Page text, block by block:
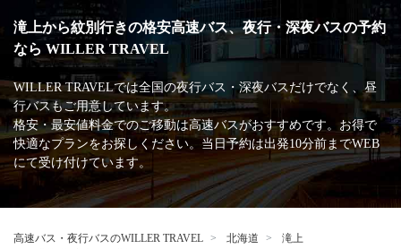
滝上から紋別行きの格安高速バス、夜行・深夜バスの予約
なら WILLER TRAVEL
WILLER TRAVELでは全国の夜行バス・深夜バスだけでなく、昼
行バスもご用意しています。
格安・最安値料金でのご移動は高速バスがおすすめです。お得で
快適なプランをお探しください。当日予約は出発10分前までWEB
にて受け付けています。
高速バス・夜行バスのWILLER TRAVEL 北海道
滝上